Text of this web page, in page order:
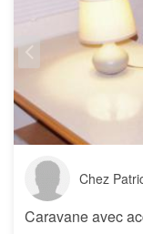
Chez